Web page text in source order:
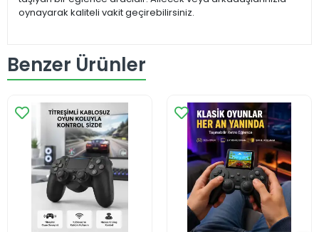
oynayarak kaliteli vakit geçirebilirsiniz.
Benzer Ürünler